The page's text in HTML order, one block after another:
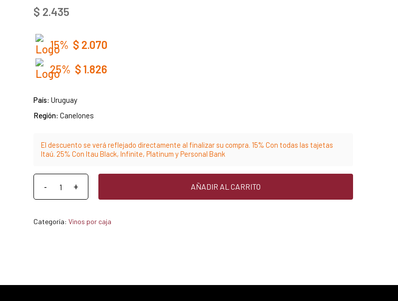
$ 2.435
15% $ 2.070
25% $1.826
País: Uruguay
Región: Canelones
El descuento se verá reflejado directamente al finalizar su compra. 15% Con todas las tajetas
Itaú. 25% Con Itau Black, Infinite, Platinum y Personal Bank
AÑADIR AL CARRITO
Categoría: Vinos por caja